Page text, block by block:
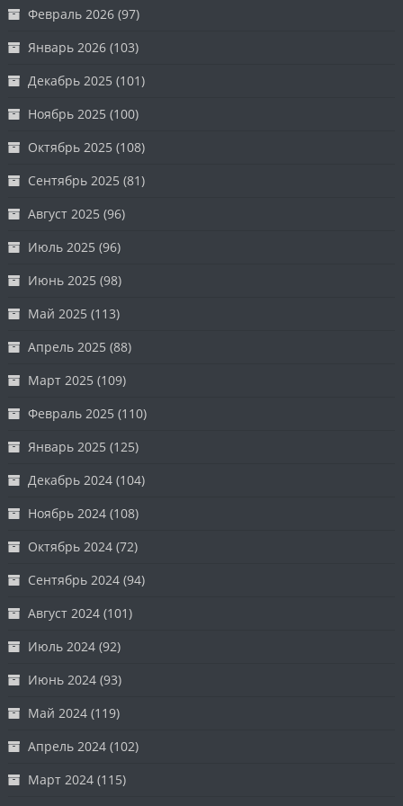
Февраль 2026 (97)
Январь 2026 (103)
Декабрь 2025 (101)
Ноябрь 2025 (100)
Октябрь 2025 (108)
Сентябрь 2025 (81)
Август 2025 (96)
Июль 2025 (96)
Июнь 2025 (98)
Май 2025 (113)
Апрель 2025 (88)
Март 2025 (109)
Февраль 2025 (110)
Январь 2025 (125)
Декабрь 2024 (104)
Ноябрь 2024 (108)
Октябрь 2024 (72)
Сентябрь 2024 (94)
Август 2024 (101)
Июль 2024 (92)
Июнь 2024 (93)
Май 2024 (119)
Апрель 2024 (102)
Март 2024 (115)